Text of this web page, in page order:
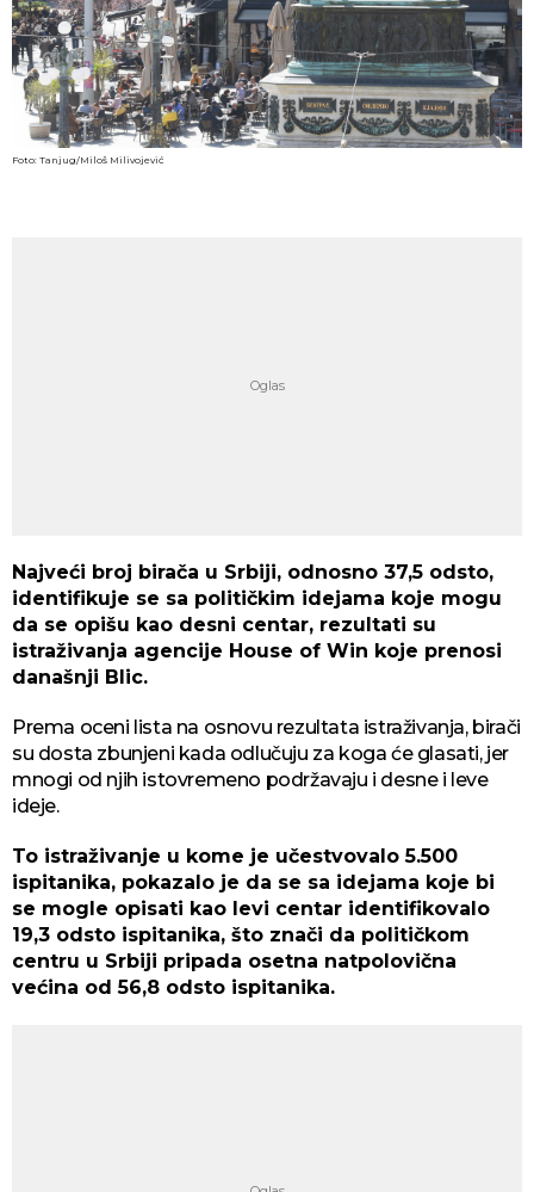
Foto: Tanjug/Miloš Milivojević
Najveći broj birača u Srbiji, odnosno 37,5 odsto,
identifikuje se sa političkim idejama koje mogu
da se opišu kao desni centar, rezultati su
istraživanja agencije House of Win koje prenosi
današnji Blic.
Prema oceni lista na osnovu rezultata istraživanja, birači
su dosta zbunjeni kada odlučuju za koga će glasati, jer
mnogi od njih istovremeno podržavaju i desne i leve
ideje.
To istraživanje u kome je učestvovalo 5.500
ispitanika, pokazalo je da se sa idejama koje bi
se mogle opisati kao levi centar identifikovalo
19,3 odsto ispitanika, što znači da političkom
centru u Srbiji pripada osetna natpolovična
većina od 56,8 odsto ispitanika.